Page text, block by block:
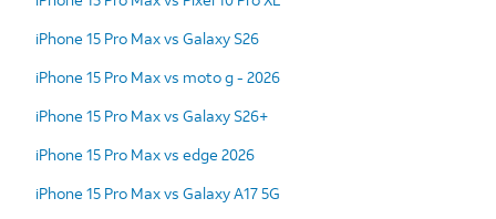
iPhone 15 Pro Max vs Galaxy S26
iPhone 15 Pro Max vs moto g - 2026
iPhone 15 Pro Max vs Galaxy S26+
iPhone 15 Pro Max vs edge 2026
iPhone 15 Pro Max vs Galaxy A17 5G